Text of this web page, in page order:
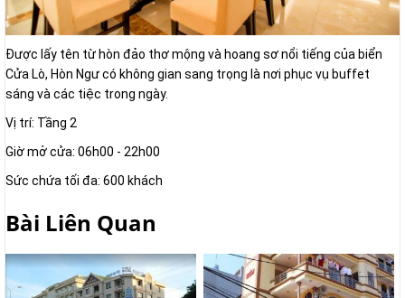
Được lấy tên từ hòn đảo thơ mộng và hoang sơ nổi tiếng của biển
Cửa Lò, Hòn Ngư có không gian sang trọng là nơi phục vụ buffet
sáng và các tiệc trong ngày.
Vị trí: Tầng 2
Giờ mở cửa: 06h00 - 22h00
Sức chứa tối đa: 600 khách
Bài Liên Quan